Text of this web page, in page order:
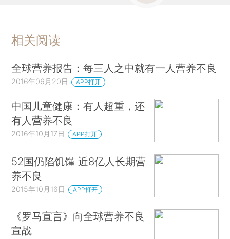
相关阅读
全球营养报告：每三人之中就有一人营养不良
2016年06月20日 APP打开
中国儿童健康：有人超重，还
有人营养不良
2016年10月17日 APP打开
52国仍陷饥馑 近8亿人长期营
养不良
2015年10月16日 APP打开
《罗马宣言》向全球营养不良
宣战